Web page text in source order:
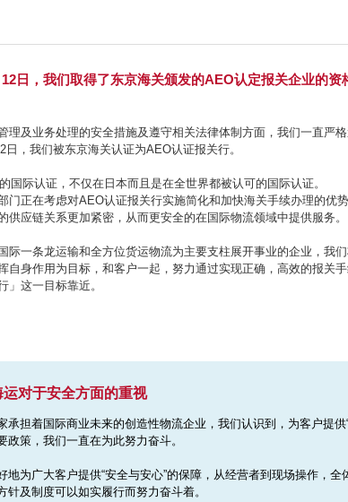
日，我们取得了东京海关颁发的AEO认定报关企业的资
理及业务处理的安全措施及遵守相关法律体制方面，我们一直严格
日，我们被东京海关认证为AEO认证报关行。
国际认证，不仅在日本而且是在全世界都被认可的国际认证。
门正在考虑对AEO认证报关行实施简化和加快海关手续办理的优
供应链关系更加紧密，从而更安全的在国际物流领域中提供服务。
际一条龙运输和全方位货运物流为主要支柱展开事业的企业，我
自身作用为目标，和客户一起，努力通过实现正确，高效的报关
」这一目标靠近。
承担着国际商业未来的创造性物流企业，我们认识到，为客户提供
政策，我们一直在为此努力奋斗。
地为广大客户提供“安全与安心”的保障，从经营者到现场操作，
针及制度可以如实履行而努力奋斗着。
运对于安全方面的重视